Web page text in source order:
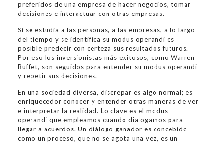
preferidos de una empresa de hacer negocios, tomar
decisiones e interactuar con otras empresas.
Si se estudia a las personas, a las empresas, a lo largo
del tiempo y se identifica su modus operandi es
posible predecir con certeza sus resultados futuros.
Por eso los inversionistas más exitosos, como Warren
Buffet, son seguidos para entender su modus operandi
y repetir sus decisiones.
En una sociedad diversa, discrepar es algo normal; es
enriquecedor conocer y entender otras maneras de ver
e interpretar la realidad. Lo clave es el modus
operandi que empleamos cuando dialogamos para
llegar a acuerdos. Un diálogo ganador es concebido
como un proceso, que no se agota una vez, es un